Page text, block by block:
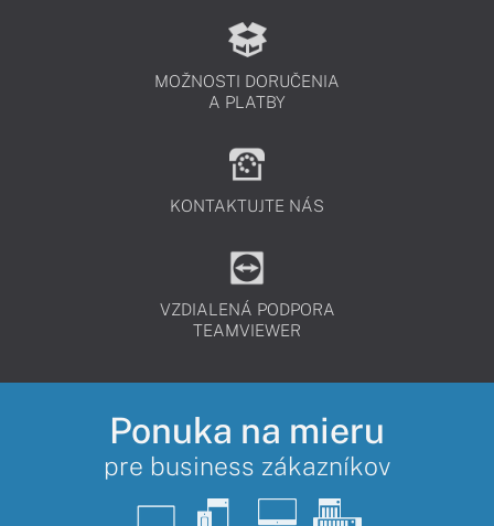
MOŽNOSTI DORUČENIA
A PLATBY
KONTAKTUJTE NÁS
VZDIALENÁ PODPORA
TEAMVIEWER
Ponuka na mieru
pre business zákazníkov